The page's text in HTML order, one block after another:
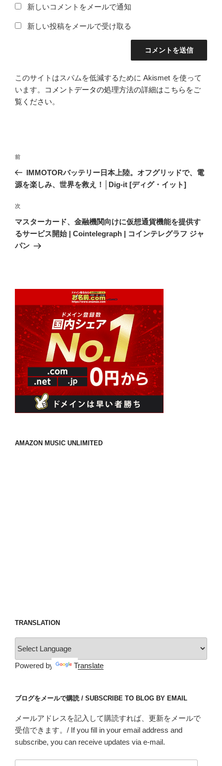
新しいコメントをメールで通知
新しい投稿をメールで受け取る
このサイトはスパムを低減するために Akismet を使って
います。
コメントデータの処理方法の詳細はこちらをご
覧ください。
投
ナ
ゲ
ー
シ
ョ
前
の
投
前
IMMOTORバッテリー日本上陸。オフグリッドで、電
源を楽しみ、世界を救え！│Dig-it [ディグ・イット]
次
の
投
稿
次
マスターカード、金融機関向けに仮想通貨機能を提供す
るサービス開始 | Cointelegraph | コインテレグラフ ジャ
パン
AMAZON MUSIC UNLIMITED
TRANSLATION
Powered by Translate
ブログをメールで購読 / SUBSCRIBE TO BLOG BY EMAIL
メールアドレスを記入して購読すれば、更新をメールで
受信できます。/ If you fill in your email address and
subscribe, you can receive updates via e-mail.